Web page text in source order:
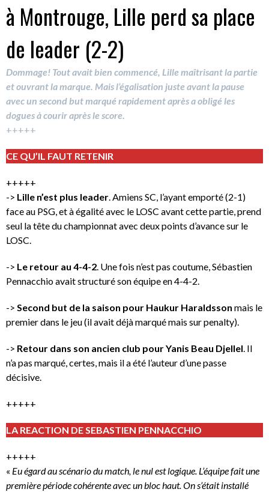
à Montrouge, Lille perd sa place
de leader (2-2)
Dommage! Tout avait bien commencé, Lille maîtrisant la partie
et ouvrant la marque. Mais l’égalisation juste avant la pause
avec un second but marqué rapidement après a obligé les
dogues à courir après le score.
+++++
CE QU’IL FAUT RETENIR
+++++
-> Lille n’est plus leader. Amiens SC, l’ayant emporté (2-1)
face au PSG, et à égalité avec le LOSC avant cette partie, prend
seul la tête du championnat avec deux points d’avance sur le
LOSC.
-> Le retour au 4-4-2. Une fois n’est pas coutume, Sébastien
Pennacchio avait structuré son équipe en 4-4-2.
-> Second but de la saison pour Haukur Haraldsson mais le
premier dans le jeu (il avait déjà marqué mais sur penalty).
-> Retour dans son ancien club pour Yanis Beau Djellel. Il
n’a pas marqué, certes, mais il a été l’auteur d’une passe
décisive.
+++++
LA REACTION DE SEBASTIEN PENNACCHIO
+++++
« Eu égard au scénario du match, le nul est logique. L’équipe fait une
première période cohérente avec un bloc haut. On s’était installé